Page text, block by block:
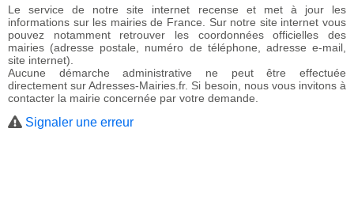
Le service de notre site internet recense et met à jour les
informations sur les mairies de France. Sur notre site internet vous
pouvez notamment retrouver les coordonnées officielles des
mairies (adresse postale, numéro de téléphone, adresse e-mail,
site internet).
Aucune démarche administrative ne peut être effectuée
directement sur Adresses-Mairies.fr. Si besoin, nous vous invitons à
contacter la mairie concernée par votre demande.
Signaler une erreur